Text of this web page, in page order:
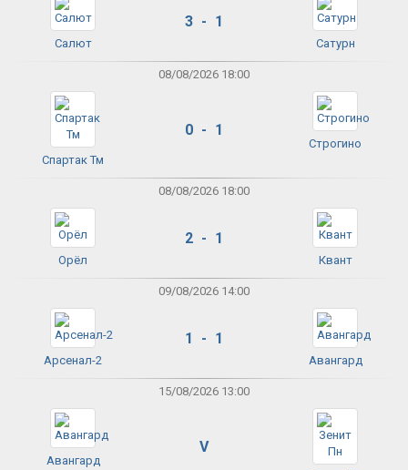
Салют
3 - 1
Сатурн
08/08/2026 18:00
Спартак Тм
0 - 1
Строгино
08/08/2026 18:00
Орёл
2 - 1
Квант
09/08/2026 14:00
Арсенал-2
1 - 1
Авангард
15/08/2026 13:00
Авангард
V